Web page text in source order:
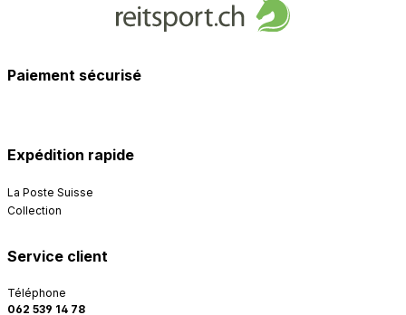
Paiement sécurisé
Expédition rapide
La Poste Suisse
Collection
Service client
Téléphone
062 539 14 78